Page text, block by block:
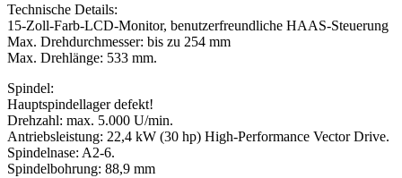
Technische Details:
15-Zoll-Farb-LCD-Monitor, benutzerfreundliche HAAS-Steuerung
Max. Drehdurchmesser: bis zu 254 mm
Max. Drehlänge: 533 mm.
Spindel:
Hauptspindellager defekt!
Drehzahl: max. 5.000 U/min.
Antriebsleistung: 22,4 kW (30 hp) High-Performance Vector Drive.
Spindelnase: A2-6.
Spindelbohrung: 88,9 mm